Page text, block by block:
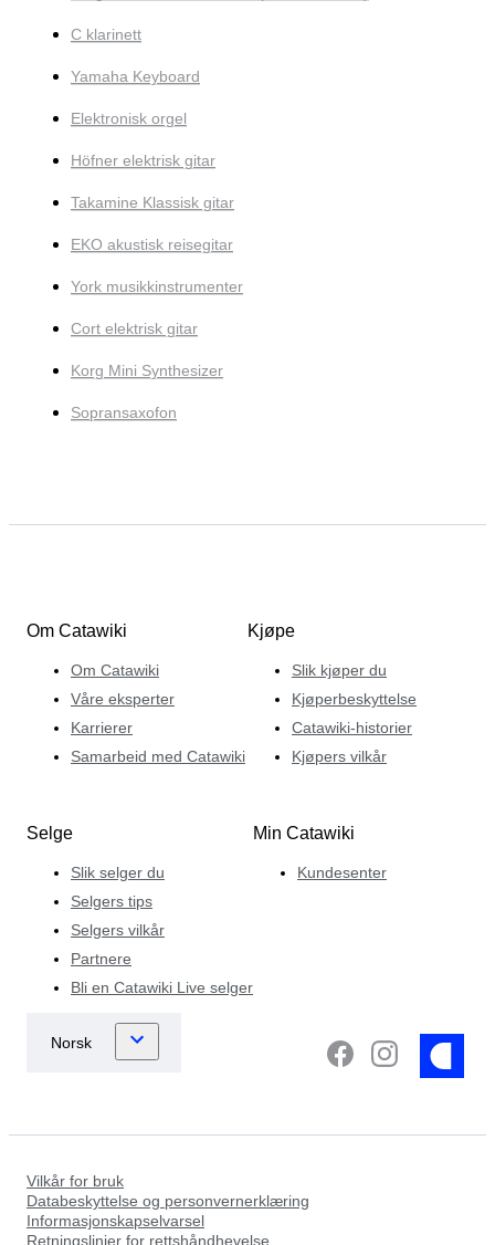
C klarinett
Yamaha Keyboard
Elektronisk orgel
Höfner elektrisk gitar
Takamine Klassisk gitar
EKO akustisk reisegitar
York musikkinstrumenter
Cort elektrisk gitar
Korg Mini Synthesizer
Sopransaxofon
Om Catawiki
Om Catawiki
Våre eksperter
Karrierer
Samarbeid med Catawiki
Kjøpe
Slik kjøper du
Kjøperbeskyttelse
Catawiki-historier
Kjøpers vilkår
Selge
Slik selger du
Selgers tips
Selgers vilkår
Partnere
Bli en Catawiki Live selger
Min Catawiki
Kundesenter
Vilkår for bruk
Databeskyttelse og personvernerklæring
Informasjonskapselvarsel
Retningslinjer for rettshåndhevelse